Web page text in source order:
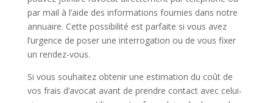
par mail à l’aide des informations fournies dans notre
annuaire. Cette possibilité est parfaite si vous avez
l’urgence de poser une interrogation ou de vous fixer
un rendez-vous.
Si vous souhaitez obtenir une estimation du coût de
vos frais d’avocat avant de prendre contact avec celui-